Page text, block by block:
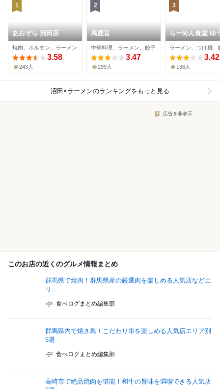
1
あおぞら 沼田店
焼肉、ホルモン、ラーメン
3.58
243人
2
馬鹿旨
中華料理、ラーメン、餃子
3.47
299人
3
らーめん食堂 ゆ
屋
ラーメン、つけ麺、
3.42
136人
沼田×ラーメンのランキングをもっと見る
広告を非表示
このお店の近くのグルメ情報まとめ
群馬県で焼肉！群馬県産の厳選肉を楽しめる人気店などエ
リ...
食べログまとめ編集部
群馬県内で焼き鳥！こだわり串を楽しめる人気店エリア別
5選
食べログまとめ編集部
高崎市で絶品焼肉を堪能！和牛の旨味を満喫できる人気店